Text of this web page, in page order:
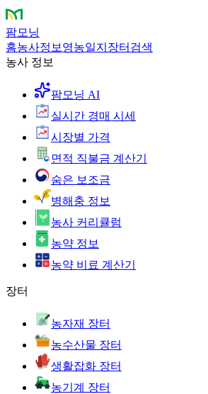
팜모닝
홈농사정보 영농일지 장터 검색
농사 정보
팜모닝 AI
실시간 경매 시세
시장별 가격
면적 직불금 계산기
숨은 보조금
병해충 정보
농사 커리큘럼
농약 정보
농약 비료 계산기
장터
농자재 장터
농수산물 장터
생활잡화 장터
농기계 장터